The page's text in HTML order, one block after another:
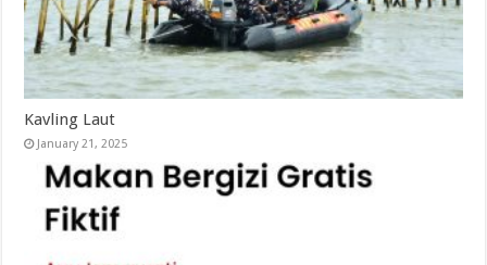
Kavling Laut
January 21, 2025